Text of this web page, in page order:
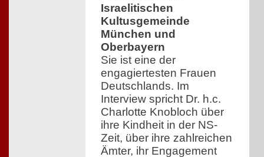
Israelitischen
Kultusgemeinde
München und
Oberbayern
Sie ist eine der
engagiertesten Frauen
Deutschlands. Im
Interview spricht Dr. h.c.
Charlotte Knobloch über
ihre Kindheit in der NS-
Zeit, über ihre zahlreichen
Ämter, ihr Engagement